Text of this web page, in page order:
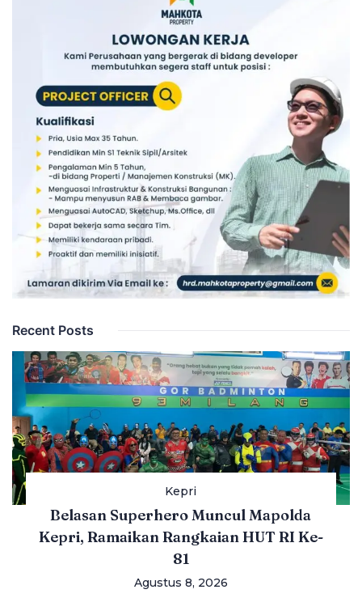
Recent Posts
Kepri
Belasan Superhero Muncul Mapolda
Kepri, Ramaikan Rangkaian HUT RI Ke-
81
Agustus 8, 2026